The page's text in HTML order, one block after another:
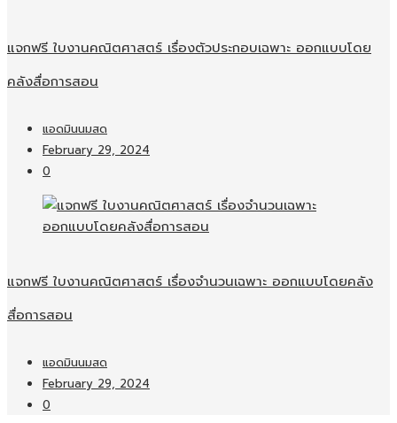
แจกฟรี ใบงานคณิตศาสตร์ เรื่องตัวประกอบเฉพาะ ออกแบบโดย
คลังสื่อการสอน
แอดมินนมสด
February 29, 2024
0
แจกฟรี ใบงานคณิตศาสตร์ เรื่องจำนวนเฉพาะ ออกแบบโดยคลัง
สื่อการสอน
แอดมินนมสด
February 29, 2024
0